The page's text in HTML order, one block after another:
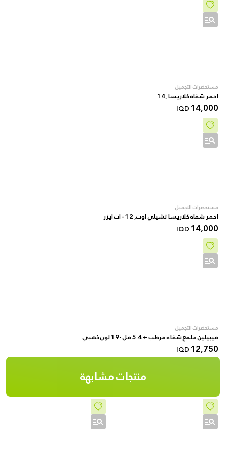
مستحضرات التجميل
احمر شفاه كلاريسا ,14
14,000
IQD
مستحضرات التجميل
احمر شفاه كلاريسا تشيلي اوت, 12 - ات ايزر
14,000
IQD
مستحضرات التجميل
ميبيلين ملمع شفاه مرطب + 5.4 مل -19 لون ذهبي
12,750
IQD
منتجات مشابهة